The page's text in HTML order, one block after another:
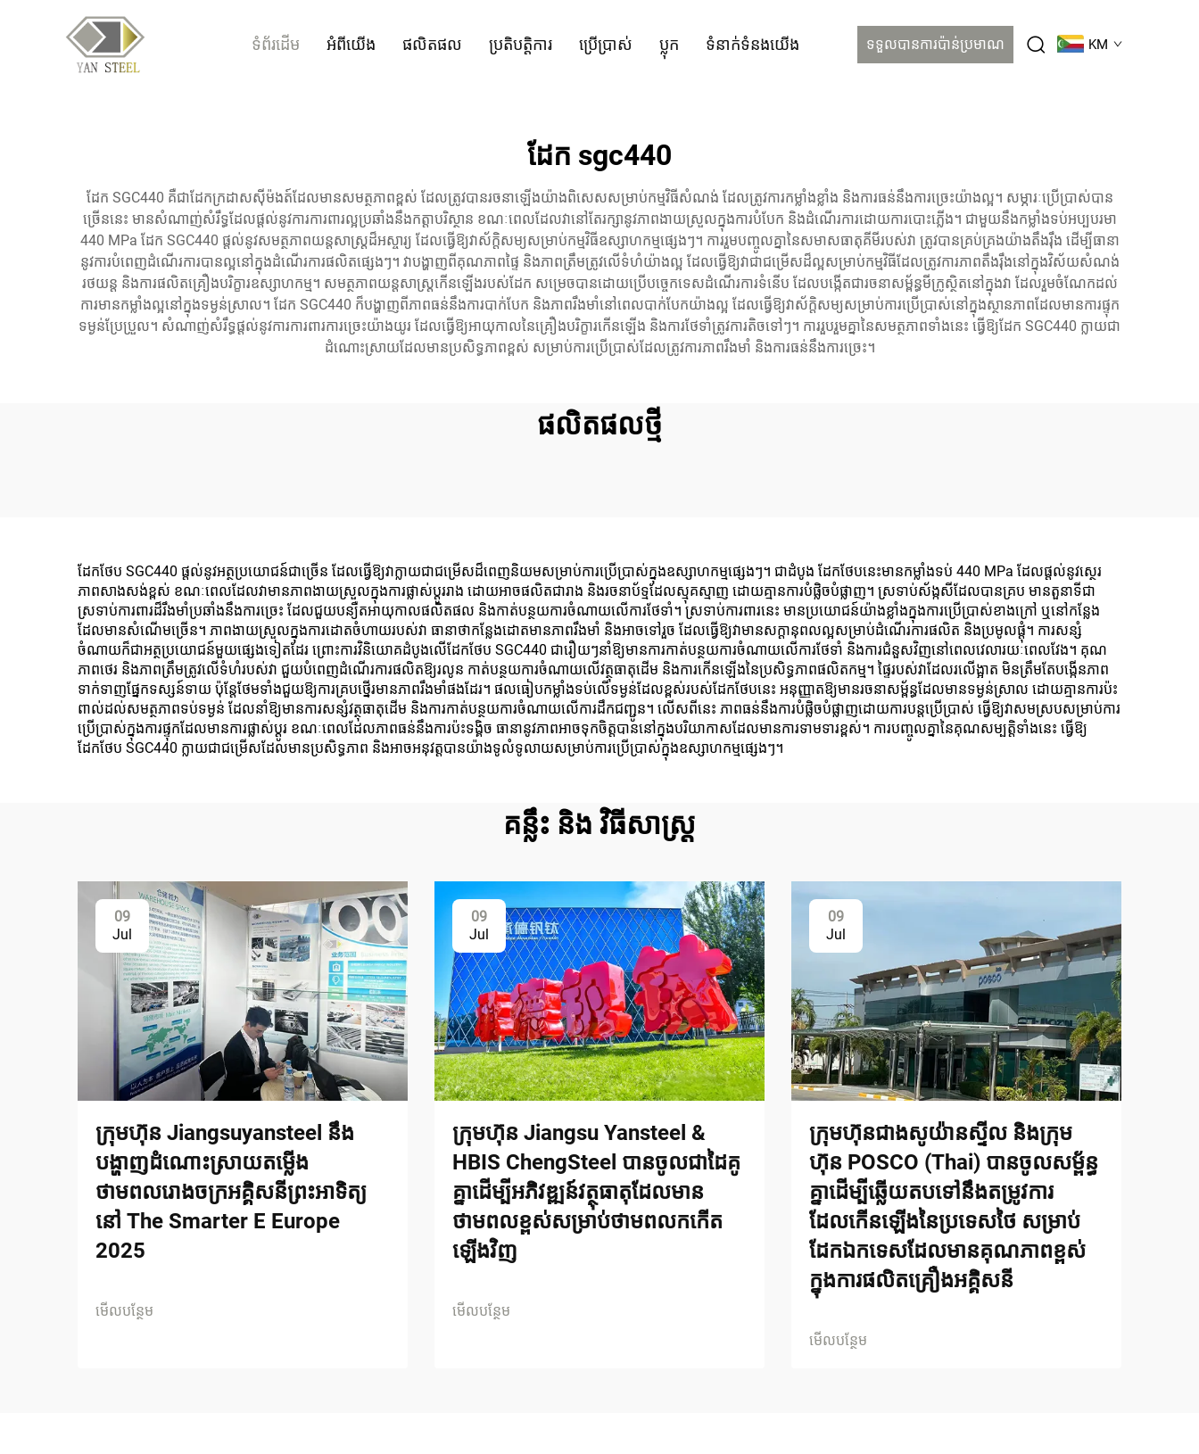
ទំព័រដើម អំពីយើង ផលិតផល ប្រតិបត្តិការ ប្រើប្រាស់ ប្លុក ទំនាក់ទំនងយើង ទទួលបានការប៉ាន់ប្រមាណ KM
ដែក sgc440
ដែក SGC440 គឺជាដែក​ក្រដាស​ស៊ីម៉ងត៍​ដែល​មាន​សមត្ថភាព​ខ្ពស់ ដែល​ត្រូវ​បាន​រចនា​ឡើង​យ៉ាង​ពិសេស​សម្រាប់​កម្មវិធី​សំណង់ ដែល​ត្រូវការ​កម្លាំង​ខ្លាំង និង​ការ​ធន់​នឹង​ការ​ច្រេះ​យ៉ាង​ល្អ។ សម្ភារៈ​ប្រើប្រាស់​បាន​
ច្រើន​នេះ មាន​សំណាញ់​សំរឹទ្ធ​ដែល​ផ្តល់​នូវ​ការ​ការពារ​ល្អ​ប្រឆាំង​នឹង​កត្តា​បរិស្ថាន ខណៈ​ពេល​ដែល​វា​នៅ​តែ​រក្សា​នូវ​ភាព​ងាយ​ស្រួល​ក្នុង​ការ​បំបែក និង​ដំណើរការ​ដោយ​ការ​បោះ​ភ្លើង។ ជាមួយ​នឹង​កម្លាំង​ទប់​អប្បបរមា
440 MPa ដែក SGC440 ផ្តល់​នូវ​សមត្ថភាព​យន្ត​សាស្ត្រ​ដ៏​អស្ចារ្យ ដែល​ធ្វើ​ឱ្យ​វា​ស័ក្តិសម្យ​សម្រាប់​កម្មវិធី​ឧស្សាហកម្ម​ផ្សេងៗ។ ការ​រួម​បញ្ចូល​គ្នា​នៃ​សមាសធាតុ​គីមី​របស់​វា ត្រូវ​បាន​គ្រប់​គ្រង​យ៉ាង​តឹងរ៉ឹង ដើម្បី​ធានា​
នូវ​ការ​បំពេញ​ដំណើរការ​បាន​ល្អ​នៅ​ក្នុង​ដំណើរការ​ផលិត​ផ្សេង​ៗ។ វា​បង្ហាញ​ពី​គុណភាព​ផ្ទៃ និង​ភាព​ត្រឹមត្រូវ​លើ​ទំហំ​យ៉ាង​ល្អ ដែល​ធ្វើ​ឱ្យ​វា​ជា​ជម្រើស​ដ៏​ល្អ​សម្រាប់​កម្មវិធី​ដែល​ត្រូវការ​ភាព​តឹងរ៉ឹង​នៅ​ក្នុង​វិស័យ​សំណង់
រថយន្ត និង​ការ​ផលិត​គ្រឿង​បរិក្ខារ​ឧស្សាហកម្ម។ សមត្ថភាព​យន្ត​សាស្ត្រ​កើន​ឡើង​របស់​ដែក សម្រេច​បាន​ដោយ​ប្រើ​បច្ចេកទេស​ដំណើរការ​ទំនើប ដែល​បង្កើត​ជា​រចនាសម្ព័ន្ធ​មីក្រូស្ថិត​នៅ​ក្នុង​វា ដែល​រួម​ចំណែក​ដល់​
ការ​មាន​កម្លាំង​ល្អ​នៅ​ក្នុង​ទម្ងន់​ស្រាល។ ដែក SGC440 ក៏​បង្ហាញ​ពី​ភាព​ធន់​នឹង​ការ​បាក់​បែក និង​ភាព​រឹងមាំ​នៅ​ពេល​បាក់​បែក​យ៉ាង​ល្អ ដែល​ធ្វើ​ឱ្យ​វា​ស័ក្តិសម្យ​សម្រាប់​ការ​ប្រើ​ប្រាស់​នៅ​ក្នុង​ស្ថានភាព​ដែល​មាន​ការ​ផ្ទុក​
ទម្ងន់​ប្រែប្រួល។ សំណាញ់​សំរឹទ្ធ​ផ្តល់​នូវ​ការ​ការពារ​ការ​ច្រេះ​យ៉ាង​យូរ ដែល​ធ្វើ​ឱ្យ​អាយុ​កាល​នៃ​គ្រឿង​បរិក្ខារ​កើន​ឡើង និង​ការ​ថែ​ទាំ​ត្រូវ​ការ​តិច​ទៅ​ៗ។ ការ​រួបរួម​គ្នា​នៃ​សមត្ថភាព​ទាំង​នេះ ធ្វើ​ឱ្យ​ដែក SGC440 ក្លាយ​ជា​
ដំណោះស្រាយ​ដែល​មាន​ប្រសិទ្ធភាព​ខ្ពស់ សម្រាប់​ការ​ប្រើ​ប្រាស់​ដែល​ត្រូវការ​ភាព​រឹងមាំ និង​ការ​ធន់​នឹង​ការ​ច្រេះ។
ផលិតផលថ្មី
ដែកថែប SGC440 ផ្តល់នូវ​អត្ថប្រយោជន៍ជាច្រើន ដែលធ្វើឱ្យវាក្លាយជាជម្រើសដ៏ពេញនិយមសម្រាប់ការប្រើប្រាស់ក្នុងឧស្សាហកម្មផ្សេងៗ។ ជាដំបូង ដែកថែបនេះមានកម្លាំងទប់ 440 MPa ដែលផ្តល់នូវស្ថេរ
ភាពសាងសង់ខ្ពស់ ខណៈពេលដែលវាមានភាពងាយស្រួលក្នុងការផ្លាស់ប្តូររាង ដោយអាចផលិតជារាង និងរចនាប័ទ្មដែលស្មុគស្មាញ ដោយគ្មានការបំផ្លិចបំផ្លាញ។ ស្រទាប់ស័ង្កសីដែលបានគ្រប មានតួនាទីជា
ស្រទាប់ការពារដ៏រឹងមាំប្រឆាំងនឹងការច្រេះ ដែលជួយបន្យឺតអាយុកាលផលិតផល និងកាត់បន្ថយការចំណាយលើការថែទាំ។ ស្រទាប់ការពារនេះ មានប្រយោជន៍យ៉ាងខ្លាំងក្នុងការប្រើប្រាស់ខាងក្រៅ ឬនៅកន្លែង
ដែលមានសំណើមច្រើន។ ភាពងាយស្រួលក្នុងការដោតចំហាយរបស់វា ធានាថាកន្លែងដោតមានភាពរឹងមាំ និងអាចទៅរួច ដែលធ្វើឱ្យវាមានសក្តានុពលល្អសម្រាប់ដំណើរការផលិត និងប្រមូលផ្តុំ។ ការសន្សំ
ចំណាយក៏ជាអត្ថប្រយោជន៍មួយផ្សេងទៀតដែរ ព្រោះការវិនិយោគដំបូងលើដែកថែប SGC440 ជារឿយៗនាំឱ្យមានការកាត់បន្ថយការចំណាយលើការថែទាំ និងការជំនួសវិញនៅពេលវេលារយៈពេលវែង។ គុណ
ភាពថេរ និងភាពត្រឹមត្រូវលើទំហំរបស់វា ជួយបំពេញដំណើរការផលិតឱ្យរលូន កាត់បន្ថយការចំណាយលើវត្ថុធាតុដើម និងការកើនឡើងនៃប្រសិទ្ធភាពផលិតកម្ម។ ផ្ទៃរបស់វាដែលរលើង្អាត មិនត្រឹមតែបង្កើនភាព
ទាក់ទាញផ្នែកទស្សន៍ទាយ ប៉ុន្តែថែមទាំងជួយឱ្យការគ្របថ្នើរមានភាពរឹងមាំផងដែរ។ ផលធៀបកម្លាំងទប់លើទម្ងន់ដែលខ្ពស់របស់ដែកថែបនេះ អនុញ្ញាតឱ្យមានរចនាសម្ព័ន្ធដែលមានទម្ងន់ស្រាល ដោយគ្មានការប៉ះ
ពាល់ដល់សមត្ថភាពទប់ទម្ងន់ ដែលនាំឱ្យមានការសន្សំវត្ថុធាតុដើម និងការកាត់បន្ថយការចំណាយលើការដឹកជញ្ជូន។ លើសពីនេះ ភាពធន់នឹងការបំផ្លិចបំផ្លាញដោយការបន្តប្រើប្រាស់ ធ្វើឱ្យវាសមស្របសម្រាប់ការ
ប្រើប្រាស់ក្នុងការផ្ទុកដែលមានការផ្លាស់ប្តូរ ខណៈពេលដែលភាពធន់នឹងការប៉ះទង្គិច ធានានូវភាពអាចទុកចិត្តបាននៅក្នុងបរិយាកាសដែលមានការទាមទារខ្ពស់។ ការបញ្ចូលគ្នានៃគុណសម្បត្តិទាំងនេះ ធ្វើឱ្យ
ដែកថែប SGC440 ក្លាយជាជម្រើសដែលមានប្រសិទ្ធភាព និងអាចអនុវត្តបានយ៉ាងទូលំទូលាយសម្រាប់ការប្រើប្រាស់ក្នុងឧស្សាហកម្មផ្សេងៗ។
គន្លឹះ និង វិធីសាស្ត្រ
09
Jul
ក្រុមហ៊ុន Jiangsuyansteel នឹង
បង្ហាញដំណោះស្រាយតម្លើង
ថាមពលរោងចក្រអគ្គិសនីព្រះអាទិត្យ
នៅ The Smarter E Europe
2025
មើលបន្ថែម
09
Jul
ក្រុមហ៊ុន Jiangsu Yansteel &
HBIS ChengSteel បានចូលជាដៃគូ
គ្នាដើម្បីអភិវឌ្ឍន៍វត្ថុធាតុដែលមាន
ថាមពលខ្ពស់សម្រាប់ថាមពលកកើត
ឡើងវិញ
មើលបន្ថែម
09
Jul
ក្រុមហ៊ុនជាងសូយ៉ានស្ទីល និងក្រុម
ហ៊ុន POSCO (Thai) បានចូលសម្ព័ន្ធ
គ្នាដើម្បីឆ្លើយតបទៅនឹងតម្រូវការ
ដែលកើនឡើងនៃប្រទេសថៃ សម្រាប់
ដែកឯកទេសដែលមានគុណភាពខ្ពស់
ក្នុងការផលិតគ្រឿងអគ្គិសនី
មើលបន្ថែម